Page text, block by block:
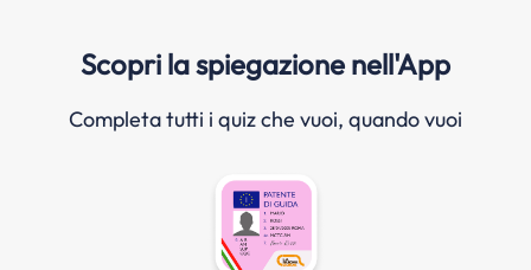
Scopri la spiegazione nell'App
Completa tutti i quiz che vuoi, quando vuoi